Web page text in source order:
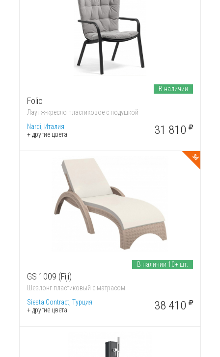
Folio
Лаунж-кресло пластиковое с подушкой
Nardi, Италия
+ другие цвета
В наличии
31 810
3d
GS 1009 (Fiji)
Шезлонг пластиковый с матрасом
Siesta Contract, Турция
+ другие цвета
В наличии 10+ шт.
38 410